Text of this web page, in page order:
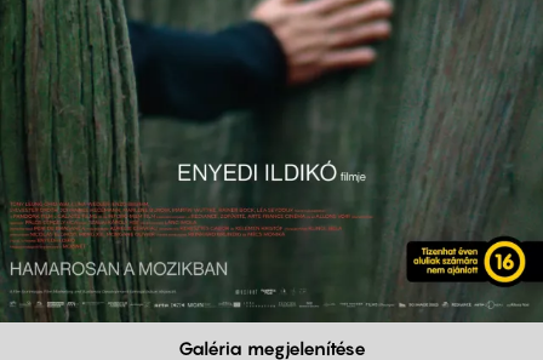
Galéria megjelenítése